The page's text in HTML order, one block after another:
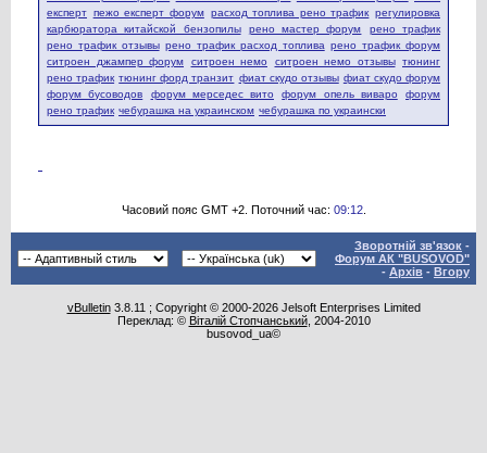
експерт пежо експерт форум расход топлива рено трафик регулировка
карбюратора китайской бензопилы
рено мастер форум
рено трафик
рено трафик отзывы рено трафик расход топлива рено трафик форум
ситроен джампер форум
ситроен немо ситроен немо отзывы тюнинг
рено трафик тюнинг форд транзит фиат скудо отзывы фиат скудо форум
форум бусоводов
форум мерседес вито форум опель виваро
форум
рено трафик чебурашка на украинском чебурашка по украински
Часовий пояс GMT +2. Поточний час: 09:12.
Зворотній зв'язок -
Форум АК "BUSOVOD"
- Архів - Вгору
vBulletin3.8.11 ; Copyright © 2000-2026 Jelsoft Enterprises Limited
Переклад: © Віталій Стопчанський, 2004-2010
busovod_ua©